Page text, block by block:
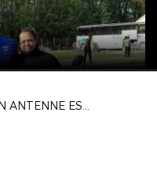
INAUGURATION ANTENNE EST LRF - 19 DECEMBRE 2017